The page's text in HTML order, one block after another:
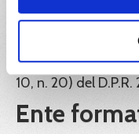
Il prezzo indicato
10, n. 20) del
Ente